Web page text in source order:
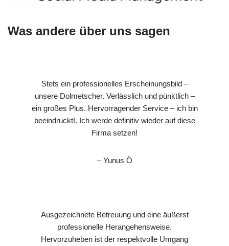
Was andere über uns sagen
Stets ein professionelles Erscheinungsbild –
unsere Dolmetscher. Verlässlich und pünktlich –
ein großes Plus. Hervorragender Service – ich bin
beeindruckt!. Ich werde definitiv wieder auf diese
Firma setzen!
– Yunus Ö
Ausgezeichnete Betreuung und eine äußerst
professionelle Herangehensweise.
Hervorzuheben ist der respektvolle Umgang